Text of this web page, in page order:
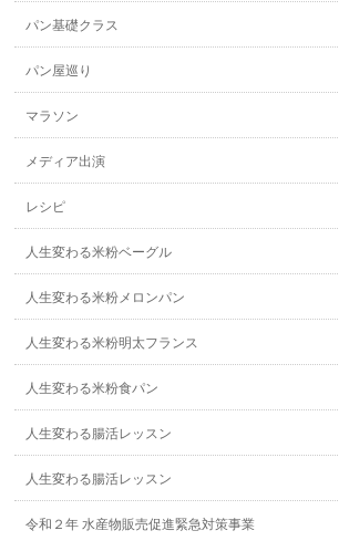
パン基礎クラス
パン屋巡り
マラソン
メディア出演
レシピ
人生変わる米粉ベーグル
人生変わる米粉メロンパン
人生変わる米粉明太フランス
人生変わる米粉食パン
人生変わる腸活レッスン
人生変わる腸活レッスン
令和２年 水産物販売促進緊急対策事業